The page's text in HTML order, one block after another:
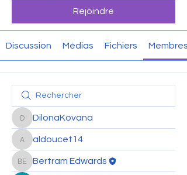
Rejoindre
Discussion Médias Fichiers Membres
DilonaKovana
DilonaKovana
aldoucet14
aldoucet14
Bertram Edwards
Bertram Edwards